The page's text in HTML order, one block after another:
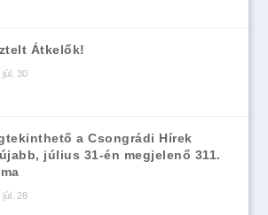
Átkelők!
júl. 30
a Csongrádi Hírek
július 31-én megjelenő 311.
júl. 28